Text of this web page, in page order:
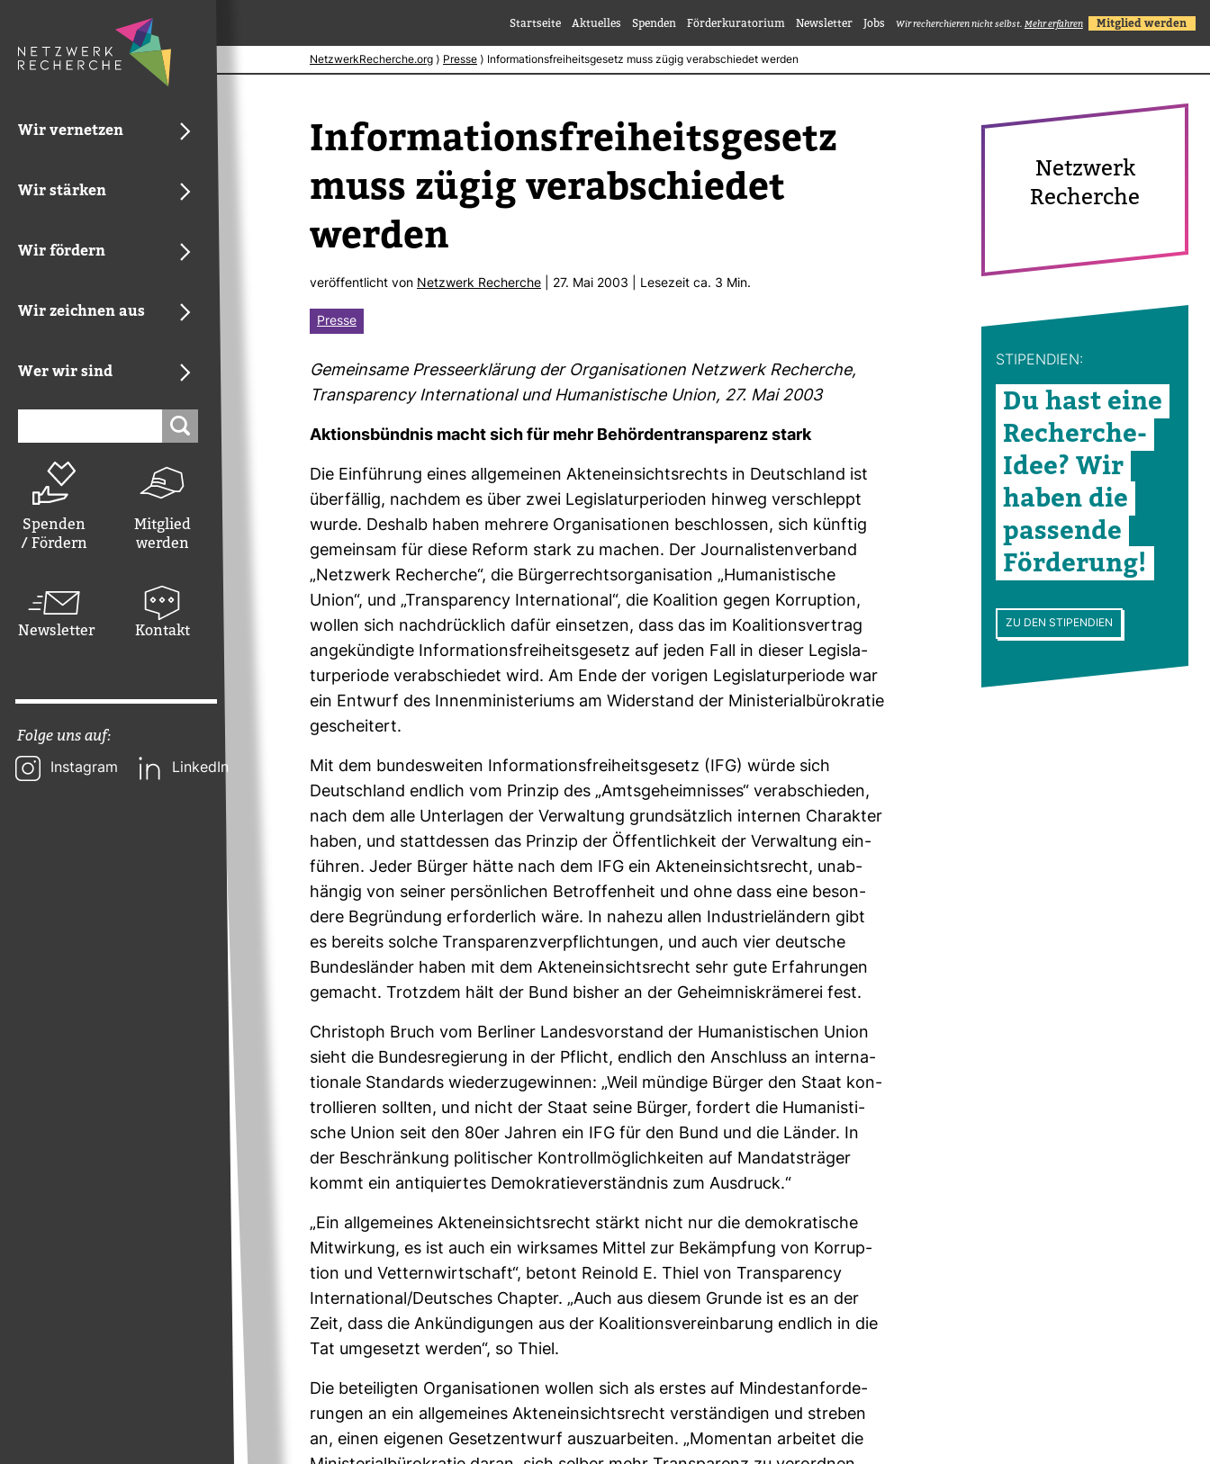
Wir vernetzen
Wir stärken
Wir fördern
Wir zeichnen aus
Wer wir sind
Spenden
/ Fördern
Mitglied
werden
Newsletter Kontakt
Folge uns auf:
Instagram LinkedIn
Startseite Aktuelles Spenden Förderkuratorium Newsletter Jobs Wir recherchieren nicht selbst. Mehr erfahren Mitglied werden
NetzwerkRecherche.org ⟩ Presse ⟩ Informationsfreiheitsgesetz muss zügig verabschiedet werden
Infor­ma­ti­ons­frei­heits­ge­setz
muss zügig ver­ab­schiedet
werden
ver­öf­fent­licht von Netz­werk Recherche | 27. Mai 2003 | Lese­zeit ca. 3 Min.
Presse
Gemein­same Pres­se­er­klä­rung der Orga­ni­sa­tionen Netz­werk Recherche,
Trans­pa­rency Inter­na­tional und Huma­nis­ti­sche Union, 27. Mai 2003
Akti­ons­bündnis macht sich für mehr Behör­den­trans­pa­renz stark
Die Ein­füh­rung eines all­ge­meinen Akten­ein­sichts­rechts in Deutsch­land ist
über­fällig, nachdem es über zwei Legis­la­tur­pe­ri­oden hinweg ver­schleppt
wurde. Des­halb haben meh­rere Orga­ni­sa­tionen beschlossen, sich künftig
gemeinsam für diese Reform stark zu machen. Der Jour­na­lis­ten­ver­band
„Netz­werk Recherche“, die Bür­ger­rechts­or­ga­ni­sa­tion „Huma­nis­ti­sche
Union“, und „Trans­pa­rency Inter­na­tional“, die Koali­tion gegen Kor­rup­tion,
wollen sich nach­drück­lich dafür ein­setzen, dass das im Koali­ti­ons­ver­trag
ange­kün­digte Infor­ma­ti­ons­frei­heits­ge­setz auf jeden Fall in dieser Legis­la­
tur­pe­riode ver­ab­schiedet wird. Am Ende der vorigen Legis­la­tur­pe­riode war
ein Ent­wurf des Innen­mi­nis­te­riums am Wider­stand der Minis­te­ri­al­bü­ro­kratie
geschei­tert.
Mit dem bun­des­weiten Infor­ma­ti­ons­frei­heits­ge­setz (IFG) würde sich
Deutsch­land end­lich vom Prinzip des „Amts­ge­heim­nisses“ ver­ab­schieden,
nach dem alle Unter­lagen der Ver­wal­tung grund­sätz­lich internen Cha­rakter
haben, und statt­dessen das Prinzip der Öffent­lich­keit der Ver­wal­tung ein­
führen. Jeder Bürger hätte nach dem IFG ein Akten­ein­sichts­recht, unab­
hängig von seiner per­sön­li­chen Betrof­fen­heit und ohne dass eine beson­
dere Begrün­dung erfor­der­lich wäre. In nahezu allen Indus­trie­län­dern gibt
es bereits solche Trans­pa­renz­ver­pflich­tungen, und auch vier deut­sche
Bun­des­länder haben mit dem Akten­ein­sichts­recht sehr gute Erfah­rungen
gemacht. Trotzdem hält der Bund bisher an der Geheim­nis­krä­merei fest.
Chris­toph Bruch vom Ber­liner Lan­des­vor­stand der Huma­nis­ti­schen Union
sieht die Bun­des­re­gie­rung in der Pflicht, end­lich den Anschluss an inter­na­
tio­nale Stan­dards wie­der­zu­ge­winnen: „Weil mün­dige Bürger den Staat kon­
trol­lieren sollten, und nicht der Staat seine Bürger, for­dert die Huma­nis­ti­
sche Union seit den 80er Jahren ein IFG für den Bund und die Länder. In
der Beschrän­kung poli­ti­scher Kon­troll­mög­lich­keiten auf Man­dats­träger
kommt ein anti­quiertes Demo­kra­tie­ver­ständnis zum Aus­druck.“
„Ein all­ge­meines Akten­ein­sichts­recht stärkt nicht nur die demo­kra­ti­sche
Mit­wir­kung, es ist auch ein wirk­sames Mittel zur Bekämp­fung von Kor­rup­
tion und Vet­tern­wirt­schaft“, betont Reinold E. Thiel von Trans­pa­rency
Inter­na­tional/Deut­sches Chapter. „Auch aus diesem Grunde ist es an der
Zeit, dass die Ankün­di­gungen aus der Koali­ti­ons­ver­ein­ba­rung end­lich in die
Tat umge­setzt werden“, so Thiel.
Die betei­ligten Orga­ni­sa­tionen wollen sich als erstes auf Min­dest­an­for­de­
rungen an ein all­ge­meines Akten­ein­sichts­recht ver­stän­digen und streben
an, einen eigenen Gesetz­ent­wurf aus­zu­ar­beiten. „Momentan arbeitet die
Netz­werk
Recherche
STI­PEN­DIEN:
Du hast eine
Recherche-​
Idee? Wir
haben die
pas­sende
För­de­rung!
ZU DEN STIPENDIEN